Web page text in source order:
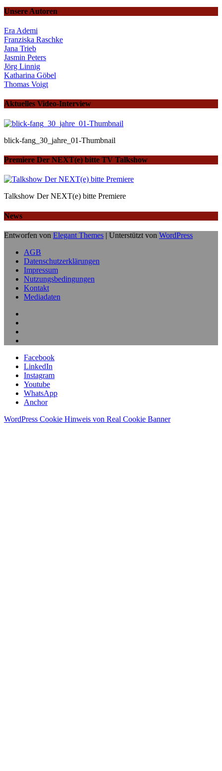
Unsere Autoren
Era Ademi
Franziska Raschke
Jana Trieb
Jasmin Peters
Jörg Linnig
Katharina Göbel
Thomas Voigt
Aktuelles Video-Interview
blick-fang_30_jahre_01-Thumbnail
Premiere Der NEXT(e) bitte TV Talkshow
Talkshow Der NEXT(e) bitte Premiere
News
Entworfen von Elegant Themes | Unterstützt von WordPress
AGB
Datenschutzerklärungen
Impressum
Nutzungsbedingungen
Kontakt
Mediadaten
Facebook
LinkedIn
Instagram
Youtube
WhatsApp
Anchor
WordPress Cookie Hinweis von Real Cookie Banner